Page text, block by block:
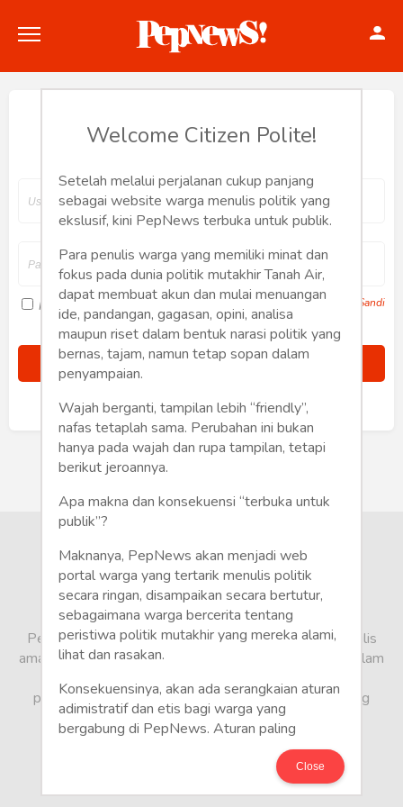
Politik
Hankam
Internasional
Bisnis
Humaniora
Sketsa
Tekno
Gaya
Wisata
Wanita
Hey, Welcome back.
Ingat saya Lupa Sandi
Buat Akun Baru
Welcome Citizen Polite!
Setelah melalui perjalanan cukup panjang
sebagai website warga menulis politik yang
ekslusif, kini PepNews terbuka untuk publik.
Para penulis warga yang memiliki minat dan
fokus pada dunia politik mutakhir Tanah Air,
dapat membuat akun dan mulai menuangan
ide, pandangan, gagasan, opini, analisa
maupun riset dalam bentuk narasi politik yang
bernas, tajam, namun tetap sopan dalam
penyampaian.
Wajah berganti, tampilan lebih “friendly”,
nafas tetaplah sama. Perubahan ini bukan
hanya pada wajah dan rupa tampilan, tetapi
berikut jeroannya.
Apa makna dan konsekuensi “terbuka untuk
publik”?
Maknanya, PepNews akan menjadi web
portal warga yang tertarik menulis politik
secara ringan, disampaikan secara bertutur,
sebagaimana warga bercerita tentang
peristiwa politik mutakhir yang mereka alami,
lihat dan rasakan.
Konsekuensinya, akan ada serangkaian aturan
adimistratif dan etis bagi warga yang
bergabung di PepNews. Aturan paling
mendasar adalah setiap penulis wajib
menggunakan identitas asli sesuai kartu
keterangan penduduk. Demikian juga foto
Close
PepNews.com adalah media warga, tempat bagi penulis
amatir dan profesional menyampaikan berbagai opini dalam
pandang tidak biasa, yang berbeda dari sudut pandang
berita media arus utama.